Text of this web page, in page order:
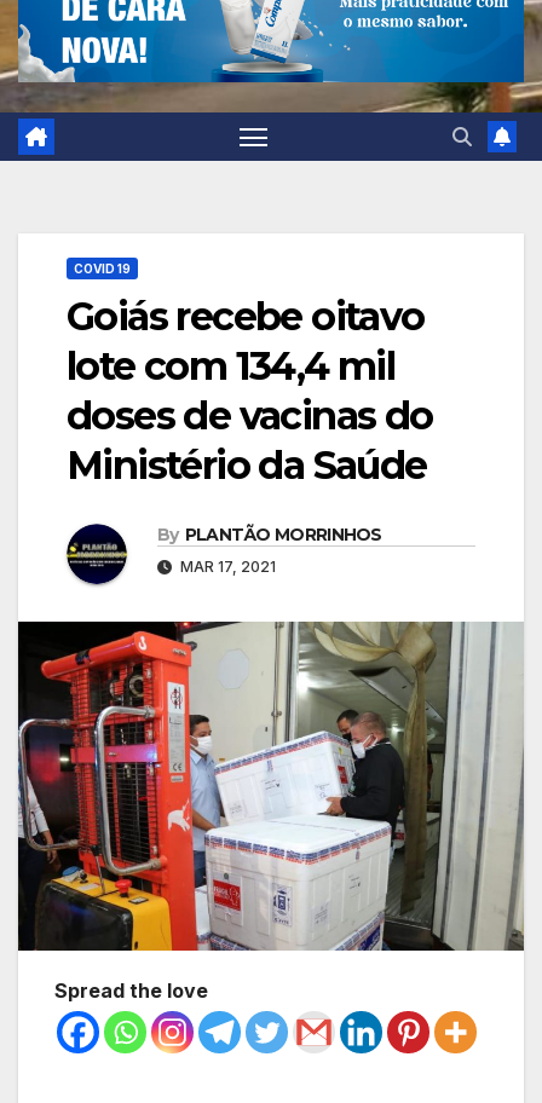
COVID 19
Goiás recebe oitavo
lote com 134,4 mil
doses de vacinas do
Ministério da Saúde
By PLANTÃO MORRINHOS
MAR 17, 2021
Spread the love